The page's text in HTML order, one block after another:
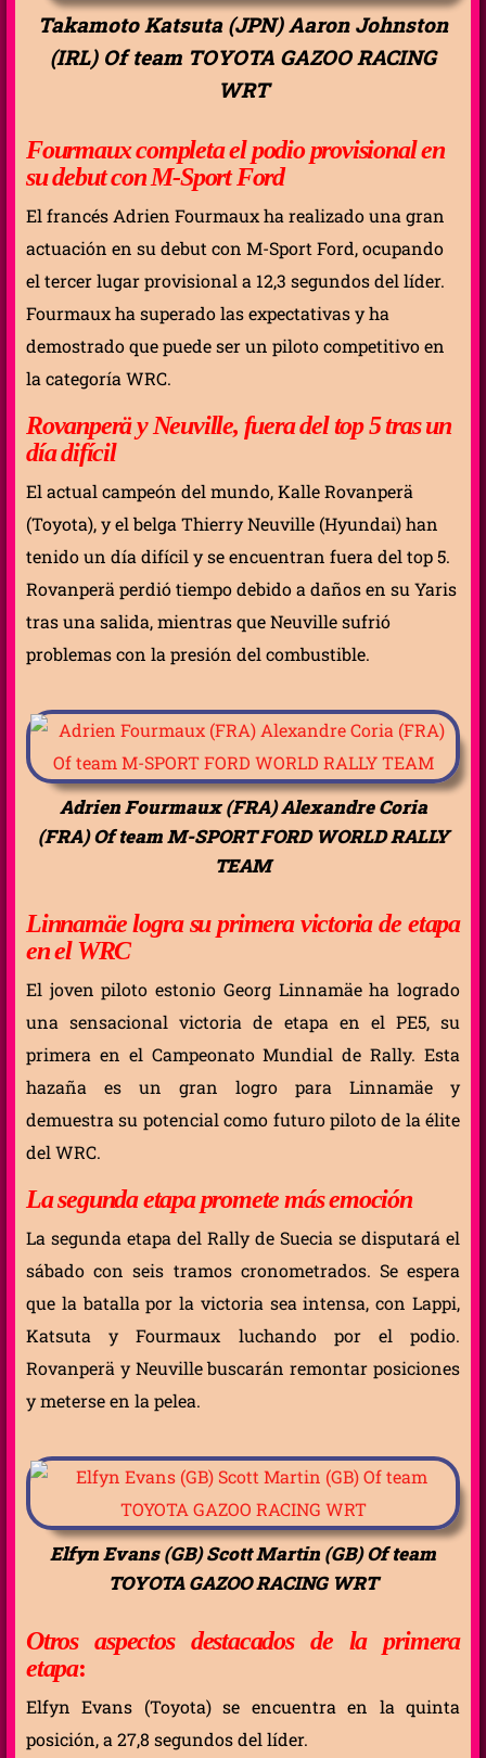
Takamoto Katsuta (JPN) Aaron Johnston
(IRL) Of team TOYOTA GAZOO RACING
WRT
Fourmaux completa el podio provisional en
su debut con M-Sport Ford
El francés Adrien Fourmaux ha realizado una gran
actuación en su debut con M-Sport Ford, ocupando
el tercer lugar provisional a 12,3 segundos del líder.
Fourmaux ha superado las expectativas y ha
demostrado que puede ser un piloto competitivo en
la categoría WRC.
Rovanperä y Neuville, fuera del top 5 tras un
día difícil
El actual campeón del mundo, Kalle Rovanperä
(Toyota), y el belga Thierry Neuville (Hyundai) han
tenido un día difícil y se encuentran fuera del top 5.
Rovanperä perdió tiempo debido a daños en su Yaris
tras una salida, mientras que Neuville sufrió
problemas con la presión del combustible.
Adrien Fourmaux (FRA) Alexandre Coria
(FRA) Of team M-SPORT FORD WORLD RALLY
TEAM
Linnamäe logra su primera victoria de etapa
en el WRC
El joven piloto estonio Georg Linnamäe ha logrado
una sensacional victoria de etapa en el PE5, su
primera en el Campeonato Mundial de Rally. Esta
hazaña es un gran logro para Linnamäe y
demuestra su potencial como futuro piloto de la élite
del WRC.
La segunda etapa promete más emoción
La segunda etapa del Rally de Suecia se disputará el
sábado con seis tramos cronometrados. Se espera
que la batalla por la victoria sea intensa, con Lappi,
Katsuta y Fourmaux luchando por el podio.
Rovanperä y Neuville buscarán remontar posiciones
y meterse en la pelea.
Elfyn Evans (GB) Scott Martin (GB) Of team
TOYOTA GAZOO RACING WRT
Otros aspectos destacados de la primera
etapa:
Elfyn Evans (Toyota) se encuentra en la quinta
posición, a 27,8 segundos del líder.